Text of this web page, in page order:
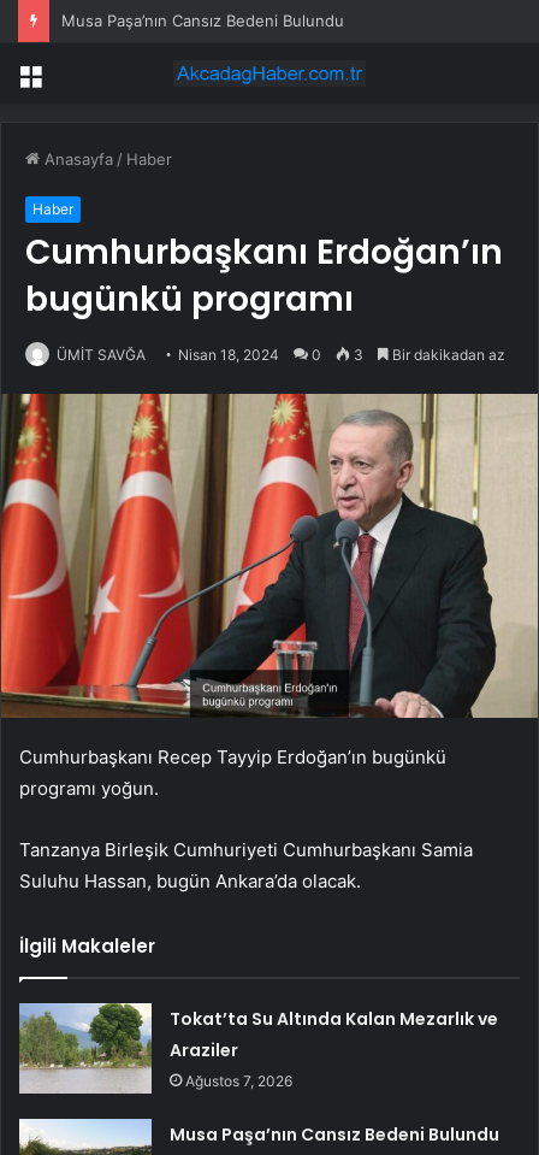
Musa Paşa’nın Cansız Bedeni Bulundu
Menü
Anasayfa / Haber
Haber
Cumhurbaşkanı Erdoğan’ın
bugünkü programı
ÜMİT SAVĞA Nisan 18, 2024 0 3 Bir dakikadan az
Cumhurbaşkanı Recep Tayyip Erdoğan’ın bugünkü
programı yoğun.
Tanzanya Birleşik Cumhuriyeti Cumhurbaşkanı Samia
Suluhu Hassan, bugün Ankara’da olacak.
İlgili Makaleler
Tokat’ta Su Altında Kalan Mezarlık ve
Araziler
Ağustos 7, 2026
Musa Paşa’nın Cansız Bedeni Bulundu